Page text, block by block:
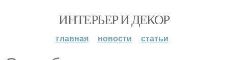
ИНТЕРЬЕР И ДЕКОР
главная новости статьи